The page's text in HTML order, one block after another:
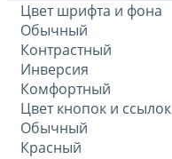
Цвет шрифта и фона
Обычный
Контрастный
Инверсия
Комфортный
Цвет кнопок и ссылок
Обычный
Красный